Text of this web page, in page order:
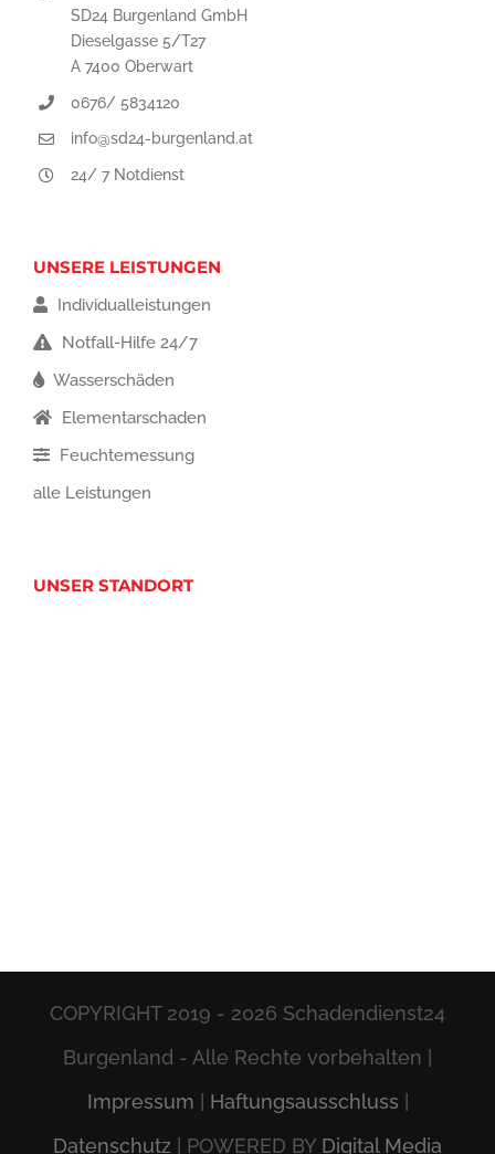
SD24 Burgenland GmbH
Dieselgasse 5/T27
A 7400 Oberwart
0676/ 5834120
info@sd24-burgenland.at
24/ 7 Notdienst
UNSERE LEISTUNGEN
Individualleistungen
Notfall-Hilfe 24/7
Wasserschäden
Elementarschaden
Feuchtemessung
alle Leistungen
UNSER STANDORT
COPYRIGHT 2019 - 2026 Schadendienst24
Burgenland - Alle Rechte vorbehalten |
Impressum
Haftungsausschluss
Datenschutz | POWERED BY Digital Media